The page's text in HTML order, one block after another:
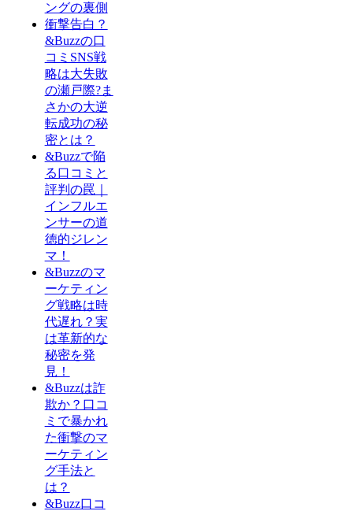
ングの裏側
衝撃告白？
&Buzzの口
コミSNS戦
略は大失敗
の瀬戸際?ま
さかの大逆
転成功の秘
密とは？
&Buzzで陥
る口コミと
評判の罠｜
インフルエ
ンサーの道
徳的ジレン
マ！
&Buzzのマ
ーケティン
グ戦略は時
代遅れ？実
は革新的な
秘密を発
見！
&Buzzは詐
欺か？口コ
ミで暴かれ
た衝撃のマ
ーケティン
グ手法と
は？
&Buzz口コ